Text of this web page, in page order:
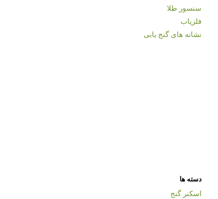
سنسور طلا
فلزیاب
نشانه های گنج یابی
دسته ها
اسکنر گنج